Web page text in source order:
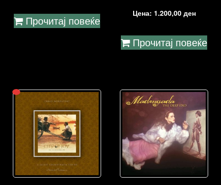
Прочитај повеќе
Цена: 1.200,00 ден
Прочитај повеќе